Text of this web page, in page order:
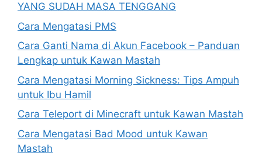
YANG SUDAH MASA TENGGANG
Cara Mengatasi PMS
Cara Ganti Nama di Akun Facebook – Panduan
Lengkap untuk Kawan Mastah
Cara Mengatasi Morning Sickness: Tips Ampuh
untuk Ibu Hamil
Cara Teleport di Minecraft untuk Kawan Mastah
Cara Mengatasi Bad Mood untuk Kawan
Mastah